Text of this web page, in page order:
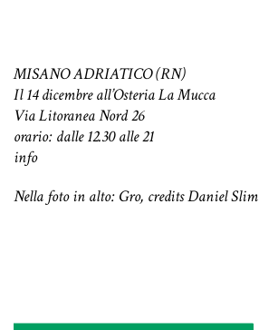
MISANO ADRIATICO (RN)
Il 14 dicembre all’Osteria La Mucca
Via Litoranea Nord 26
orario: dalle 12.30 alle 21
info
Nella foto in alto: Gro, credits Daniel Slim